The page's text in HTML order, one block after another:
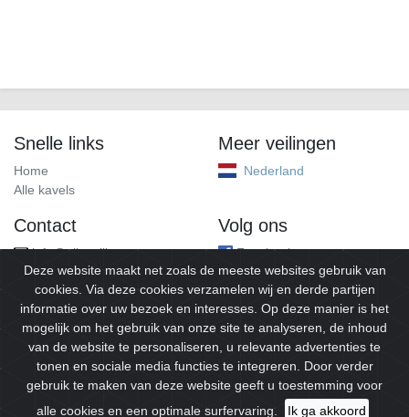
Snelle links
Home
Alle kavels
Meer veilingen
Nederland
Contact
info@alleveilingen.net
Volg ons
Facebook
© 2026Alleveilingen.Alle rechten voorbehouden.
Deze website maakt net zoals de meeste websites gebruik van
cookies. Via deze cookies verzamelen wij en derde partijen
informatie over uw bezoek en interesses. Op deze manier is het
mogelijk om het gebruik van onze site te analyseren, de inhoud
van de website te personaliseren, u relevante advertenties te
tonen en sociale media functies te integreren. Door verder
gebruik te maken van deze website geeft u toestemming voor
alle cookies en een optimale surfervaring.
Ik ga akkoord